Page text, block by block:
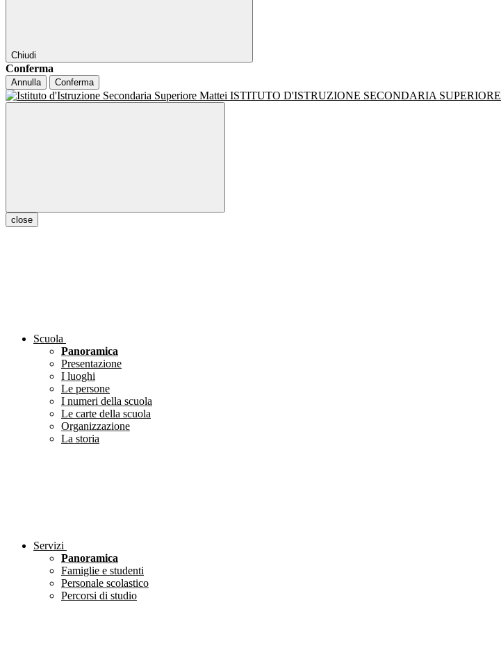
Chiudi
Conferma
Annulla Conferma
ISTITUTO D'ISTRUZIONE SECONDARIA SUPERIORE
close
Scuola
Panoramica
Presentazione
I luoghi
Le persone
I numeri della scuola
Le carte della scuola
Organizzazione
La storia
Servizi
Panoramica
Famiglie e studenti
Personale scolastico
Percorsi di studio